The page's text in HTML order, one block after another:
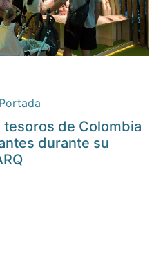
Portada
de Colombia
durante su